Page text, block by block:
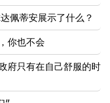
佩蒂安展示了什么？
你也不会
府只有在自己舒服的时